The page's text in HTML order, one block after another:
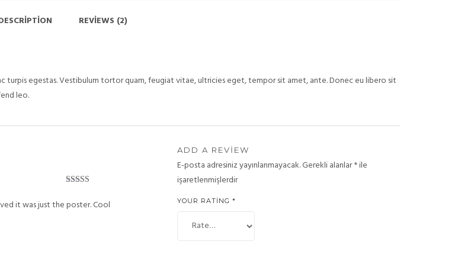
REVIEWS (2)
egestas. Vestibulum tortor quam, feugiat vitae, ultricies eget, tempor sit amet, ante. Donec eu libero sit
leo.
it was just the poster. Cool
ADD A REVIEW
E-posta adresiniz yayınlanmayacak.Gerekli alanlar*ile
işaretlenmişlerdir
YOUR RATING*